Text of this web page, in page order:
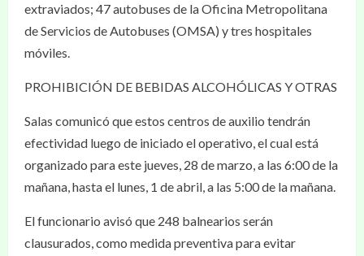
extraviados; 47 autobuses de la Oficina Metropolitana
de Servicios de Autobuses (OMSA) y tres hospitales
móviles.
PROHIBICIÓN DE BEBIDAS ALCOHÓLICAS Y OTRAS
Salas comunicó que estos centros de auxilio tendrán
efectividad luego de iniciado el operativo, el cual está
organizado para este jueves, 28 de marzo, a las 6:00 de la
mañana, hasta el lunes, 1 de abril, a las 5:00 de la mañana.
El funcionario avisó que 248 balnearios serán
clausurados, como medida preventiva para evitar